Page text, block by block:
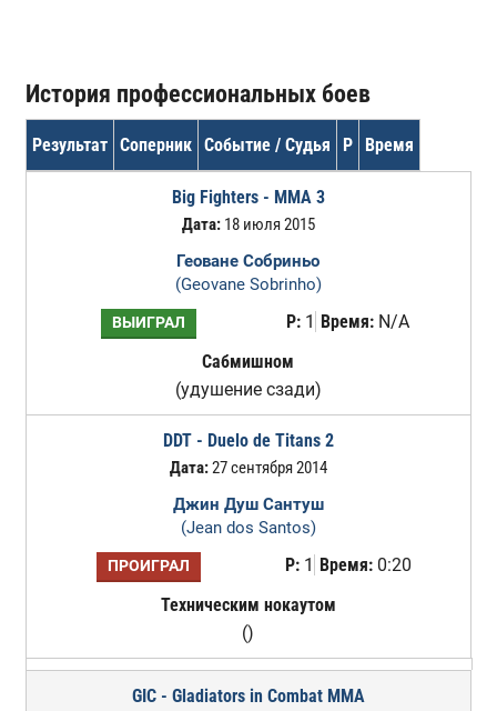
История профессиональных боев
Результат Соперник Событие / Судья Р Время
Big Fighters - MMA 3
Дата:18 июля 2015
Геоване Собриньо
(Geovane Sobrinho)
ВЫИГРАЛ Р: 1 Время: N/A
Сабмишном
(удушение сзади)
DDT - Duelo de Titans 2
Дата:27 сентября 2014
Джин Душ Сантуш
(Jean dos Santos)
ПРОИГРАЛ Р:1 Время:0:20
Техническим нокаутом
()
GIC - Gladiators in Combat MMA